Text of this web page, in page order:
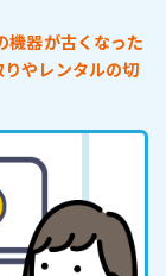
機器が古くなった
やレンタルの切